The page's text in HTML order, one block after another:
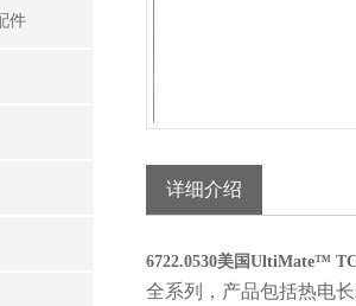
件
详细介绍
6722.0530美国UltiMate™
全系列，产品包括热电